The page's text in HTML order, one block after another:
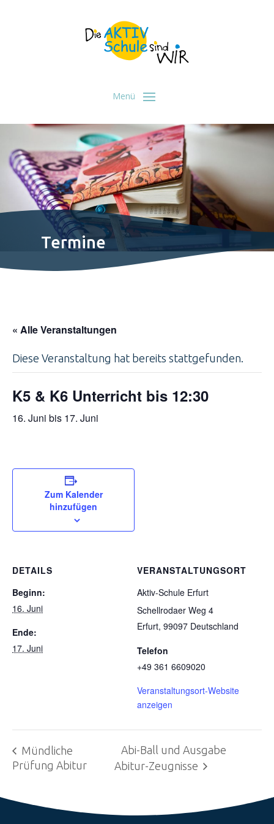
Termine
« Alle Veranstaltungen
Diese Veranstaltung hat bereits stattgefunden.
K5 & K6 Unterricht bis 12:30
16. Juni bis 17. Juni
Zum Kalender
hinzufügen
DETAILS
Beginn:
16. Juni
Ende:
17. Juni
VERANSTALTUNGSORT
Aktiv-Schule Erfurt
Schellrodaer Weg 4
Erfurt, 99097 Deutschland
Telefon
+49 361 6609020
Veranstaltungsort-Website
anzeigen
Mündliche
Prüfung Abitur
Abi-Ball und Ausgabe
Abitur-Zeugnisse